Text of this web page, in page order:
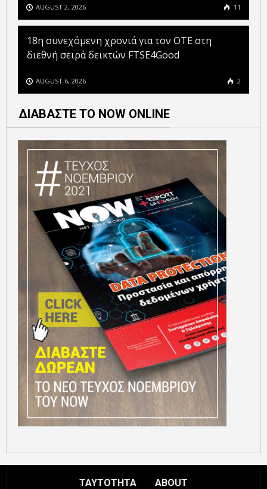
AUGUST 2, 2026 11
18η συνεχόμενη χρονιά για τον ΟΤΕ στη
διεθνή σειρά δεικτών FTSE4Good
AUGUST 6, 2026 2
ΔΙΑΒΑΣΤΕ ΤΟ NOW ONLINE
ΤΑΥΤΟΤΗΤΑ ABOUT